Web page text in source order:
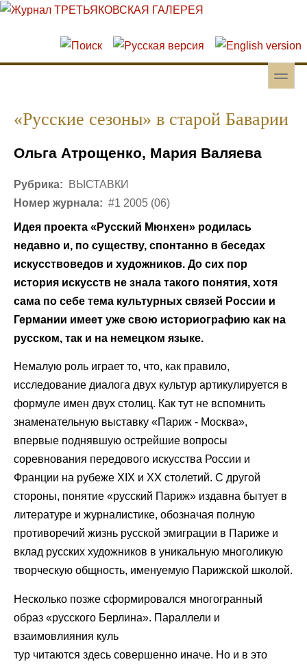
Перейти к основному содержанию
Skip to search
toggle
«Русские сезоны» в старой Баварии
Ольга Атрощенко, Мария Валяева
Рубрика:
ВЫСТАВКИ
Номер журнала: #1 2005 (06)
Идея проекта «Русский Мюнхен» родилась
недавно и, по существу, спонтанно в беседах
искусствоведов и художников. До сих пор
история искусств не знала такого понятия, хотя
сама по себе тема культурных связей России и
Германии имеет уже свою историографию как на
русском, так и на немецком языке.
Немалую роль играет то, что, как правило,
исследование диалога двух культур артикулируется в
формуле имен двух столиц. Как тут не вспомнить
знаменательную выставку «Париж - Москва»,
впервые поднявшую острейшие вопросы
соревнования передового искусства России и
Франции на рубеже XIX и ХХ столетий. С другой
стороны, понятие «русский Париж» издавна бытует в
литературе и журналистике, обозначая полную
противоречий жизнь русской эмиграции в Париже и
вклад русских художников в уникальную многоликую
творческую общность, именуемую Парижской школой.
Несколько позже сформировался многогранный
образ «русского Берлина». Параллели и
взаимовлияния куль
тур читаются здесь совершенно иначе. Но и в это